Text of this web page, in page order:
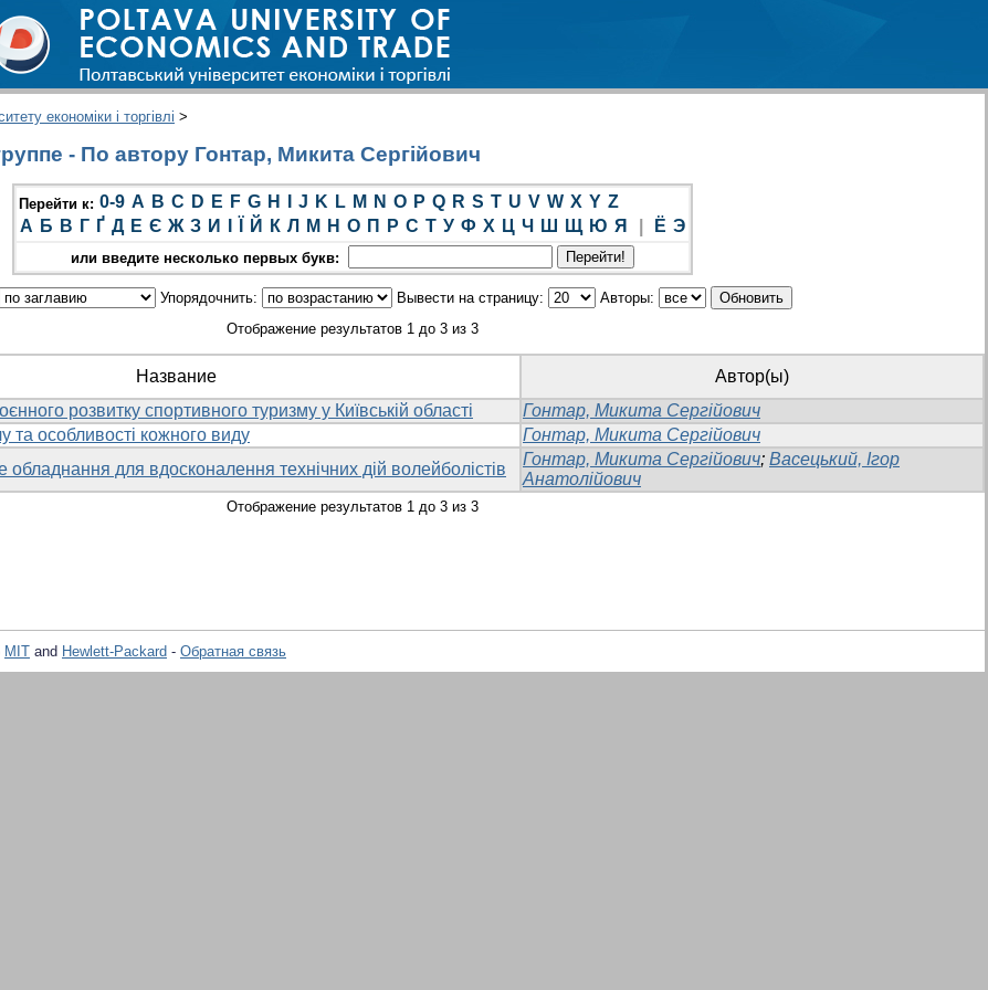
економіки і торгівлі >
- По автору Гонтар, Микита Сергійович
Перейти к: 0-9 A B C D E F G H J K L M N O P Q R S T U V W X Y Z
А Б В Г Ґ Д Е Є Ж З И Й К Л М Н О П Р С Т У Ф Х Ц Ч Ш Щ Ю Я Ё Э
или введите несколько первых букв:
Упорядочнить: Вывести на страницу:
Авторы:
Отображение результатов 1 до 3 из 3
Название
Автор(ы)
розвитку спортивного туризму у Київській області
Гонтар, Микита Сергійович
та особливості кожного виду
Гонтар, Микита Сергійович
для вдосконалення технічних дій волейболістів
Гонтар, Микита Сергійович; Васецький, Ігор
Анатолійович
Отображение результатов 1 до 3 из 3
MIT and Hewlett-Packard - Обратная связь